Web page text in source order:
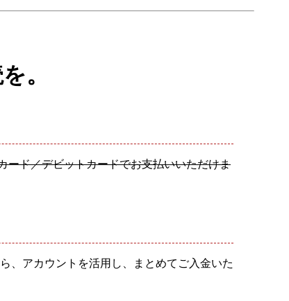
。
ード／デビットカードでお支払いいただけま
、アカウントを活用し、まとめてご入金いた